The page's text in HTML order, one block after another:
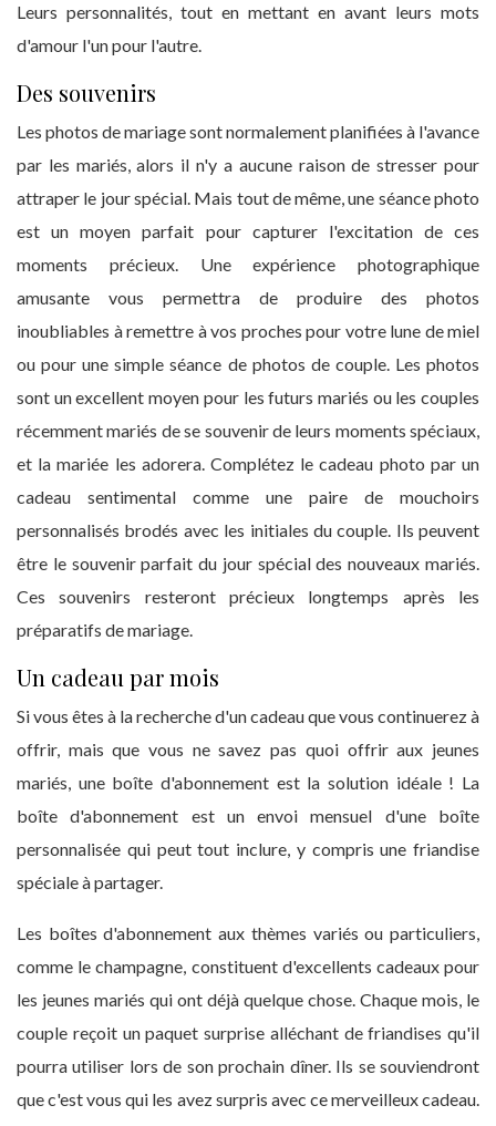
Leurs personnalités, tout en mettant en avant leurs mots
d'amour l'un pour l'autre.
Des souvenirs
Les photos de mariage sont normalement planifiées à l'avance
par les mariés, alors il n'y a aucune raison de stresser pour
attraper le jour spécial. Mais tout de même, une séance photo
est un moyen parfait pour capturer l'excitation de ces
moments précieux. Une expérience photographique
amusante vous permettra de produire des photos
inoubliables à remettre à vos proches pour votre lune de miel
ou pour une simple séance de photos de couple. Les photos
sont un excellent moyen pour les futurs mariés ou les couples
récemment mariés de se souvenir de leurs moments spéciaux,
et la mariée les adorera. Complétez le cadeau photo par un
cadeau sentimental comme une paire de mouchoirs
personnalisés brodés avec les initiales du couple. Ils peuvent
être le souvenir parfait du jour spécial des nouveaux mariés.
Ces souvenirs resteront précieux longtemps après les
préparatifs de mariage.
Un cadeau par mois
Si vous êtes à la recherche d'un cadeau que vous continuerez à
offrir, mais que vous ne savez pas quoi offrir aux jeunes
mariés, une boîte d'abonnement est la solution idéale ! La
boîte d'abonnement est un envoi mensuel d'une boîte
personnalisée qui peut tout inclure, y compris une friandise
spéciale à partager.
Les boîtes d'abonnement aux thèmes variés ou particuliers,
comme le champagne, constituent d'excellents cadeaux pour
les jeunes mariés qui ont déjà quelque chose. Chaque mois, le
couple reçoit un paquet surprise alléchant de friandises qu'il
pourra utiliser lors de son prochain dîner. Ils se souviendront
que c'est vous qui les avez surpris avec ce merveilleux cadeau.